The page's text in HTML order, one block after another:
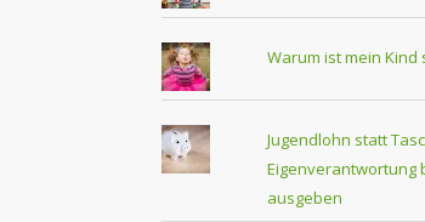
Warum ist mein Kind
Jugendlohn statt
Eigenverantwortung
ausgeben